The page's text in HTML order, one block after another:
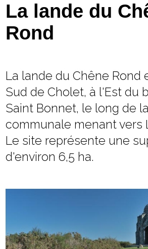
Economie
Services
La lande du
Rond
La lande du Chêne Rond
Sud de Cholet, à l'Est du
Saint Bonnet, le long de
communale menant vers
Le site représente une
d'environ 6,5 ha.